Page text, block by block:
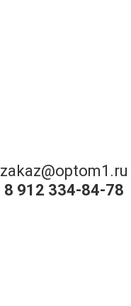
zakaz@optom1.ru
8 912 334-84-78